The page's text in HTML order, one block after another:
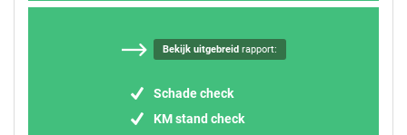
Bekijk uitgebreidrapport:
Schade check
KM stand check